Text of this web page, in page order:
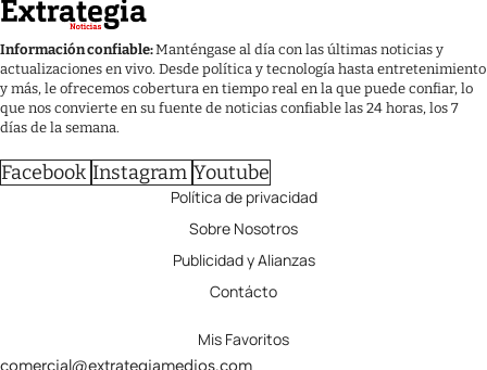
Información confiable:Manténgase al día con las últimas noticias y
actualizaciones en vivo. Desde política y tecnología hasta entretenimiento
y más, le ofrecemos cobertura en tiempo real en la que puede confiar, lo
que nos convierte en su fuente de noticias confiable las 24 horas, los 7
días de la semana.
Facebook Instagram Youtube
Política de privacidad
Sobre Nosotros
Publicidad y Alianzas
Contácto
Mis Favoritos